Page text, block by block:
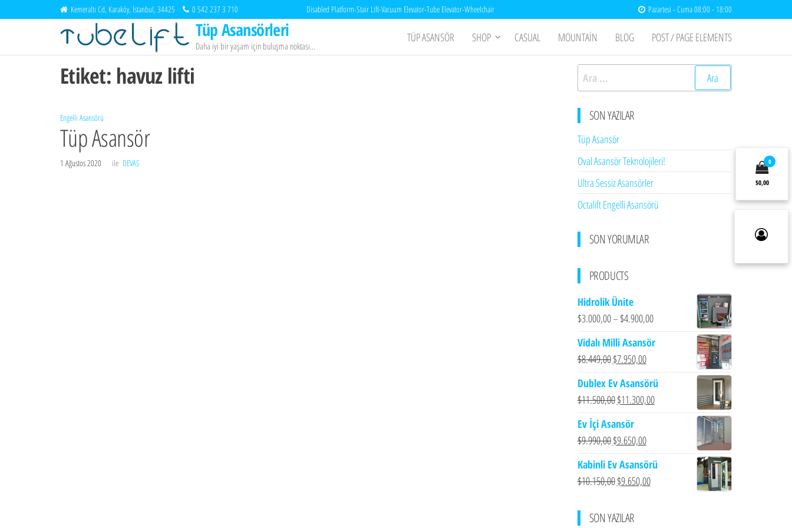
atla
Kemeraltı Cd, Karaköy, İstanbul, 34425 0 542 237 3 710 Disabled Platform-Stair Lift-Vacuum Elevator-Tube Elevator-Wheelchair Pazartesi - Cuma 08:00 - 18:00
Tüp Asansörleri
Daha iyi bir yaşam için buluşma noktası…
TÜP ASANSÖR SHOP CASUAL MOUNTAIN BLOG POST / PAGE ELEMENTS
Etiket: havuz lifti
Engelli Asansörü
Tüp Asansör
1 Ağustos 2020 ile DEVAS
Arama:
SON YAZILAR
Tüp Asansör
Oval Asansör Teknolojileri!
Ultra Sessiz Asansörler
Octalift Engelli Asansörü
SON YORUMLAR
PRODUCTS
Hidrolik Ünite
$3.000,00–$4.900,00
Vidalı Milli Asansör
$8.449,00Orijinal
$8.449,00.
$7.950,00Şu
fiyat:
$7.950,00.
Dublex Ev Asansörü
$11.500,00Orijinal
$11.500,00.
$11.300,00Şu
Ev İçi Asansör
$9.990,00Orijinal
$9.990,00.
$9.650,00Şu
fiyat:
$9.650,00.
Kabinli Ev Asansörü
$10.150,00Orijinal
$10.150,00.
$9.650,00Şu
SON YAZILAR
0
$0,00